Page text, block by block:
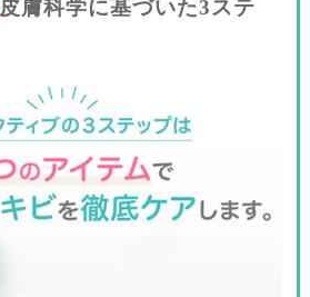
皮膚科学に基づいた3ステ